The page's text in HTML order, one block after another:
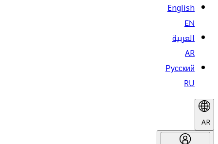
English
EN
العربية
AR
Русский
RU
AR